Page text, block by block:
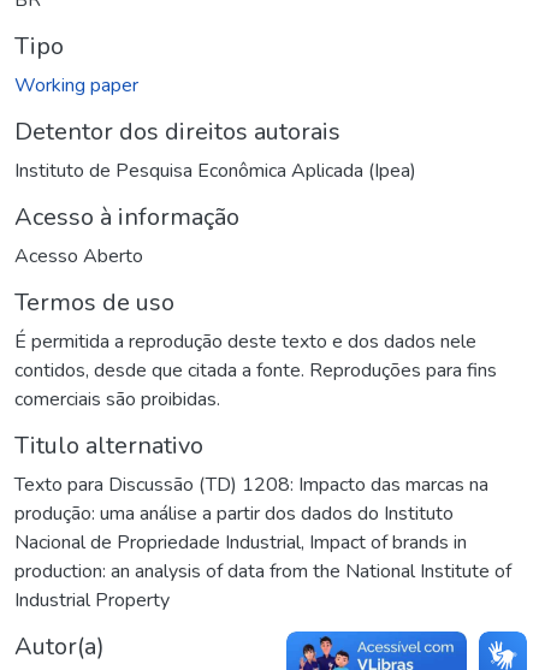
Tipo
Working paper
Detentor dos direitos autorais
Instituto de Pesquisa Econômica Aplicada (Ipea)
Acesso à informação
Acesso Aberto
Termos de uso
É permitida a reprodução deste texto e dos dados nele
contidos, desde que citada a fonte. Reproduções para fins
comerciais são proibidas.
Titulo alternativo
Texto para Discussão (TD) 1208: Impacto das marcas na
produção: uma análise a partir dos dados do Instituto
Nacional de Propriedade Industrial, Impact of brands in
production: an analysis of data from the National Institute of
Industrial Property
Autor(a)